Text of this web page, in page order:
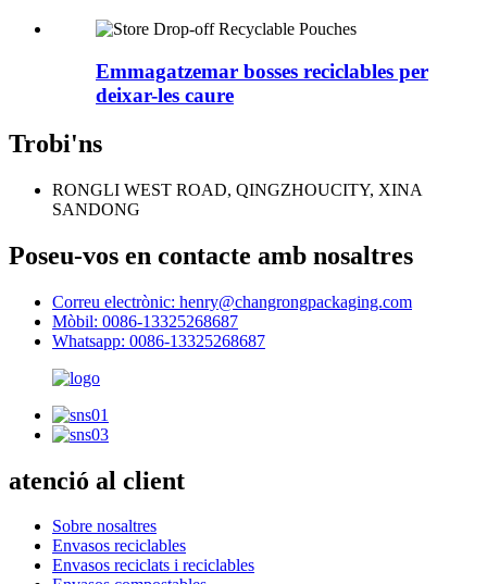
Emmagatzemar bosses reciclables per
deixar-les caure
Trobi'ns
RONGLI WEST ROAD, QINGZHOUCITY, XINA
SANDONG
Poseu-vos en contacte amb nosaltres
Correu electrònic: henry@changrongpackaging.com
Mòbil: 0086-13325268687
Whatsapp: 0086-13325268687
atenció al client
Sobre nosaltres
Envasos reciclables
Envasos reciclats i reciclables